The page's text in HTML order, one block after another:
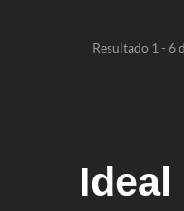
Resultado 1 - 6
Ideal